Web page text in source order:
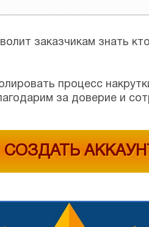
заказчикам знать
процесс
за доверие и
СОЗДАТЬ